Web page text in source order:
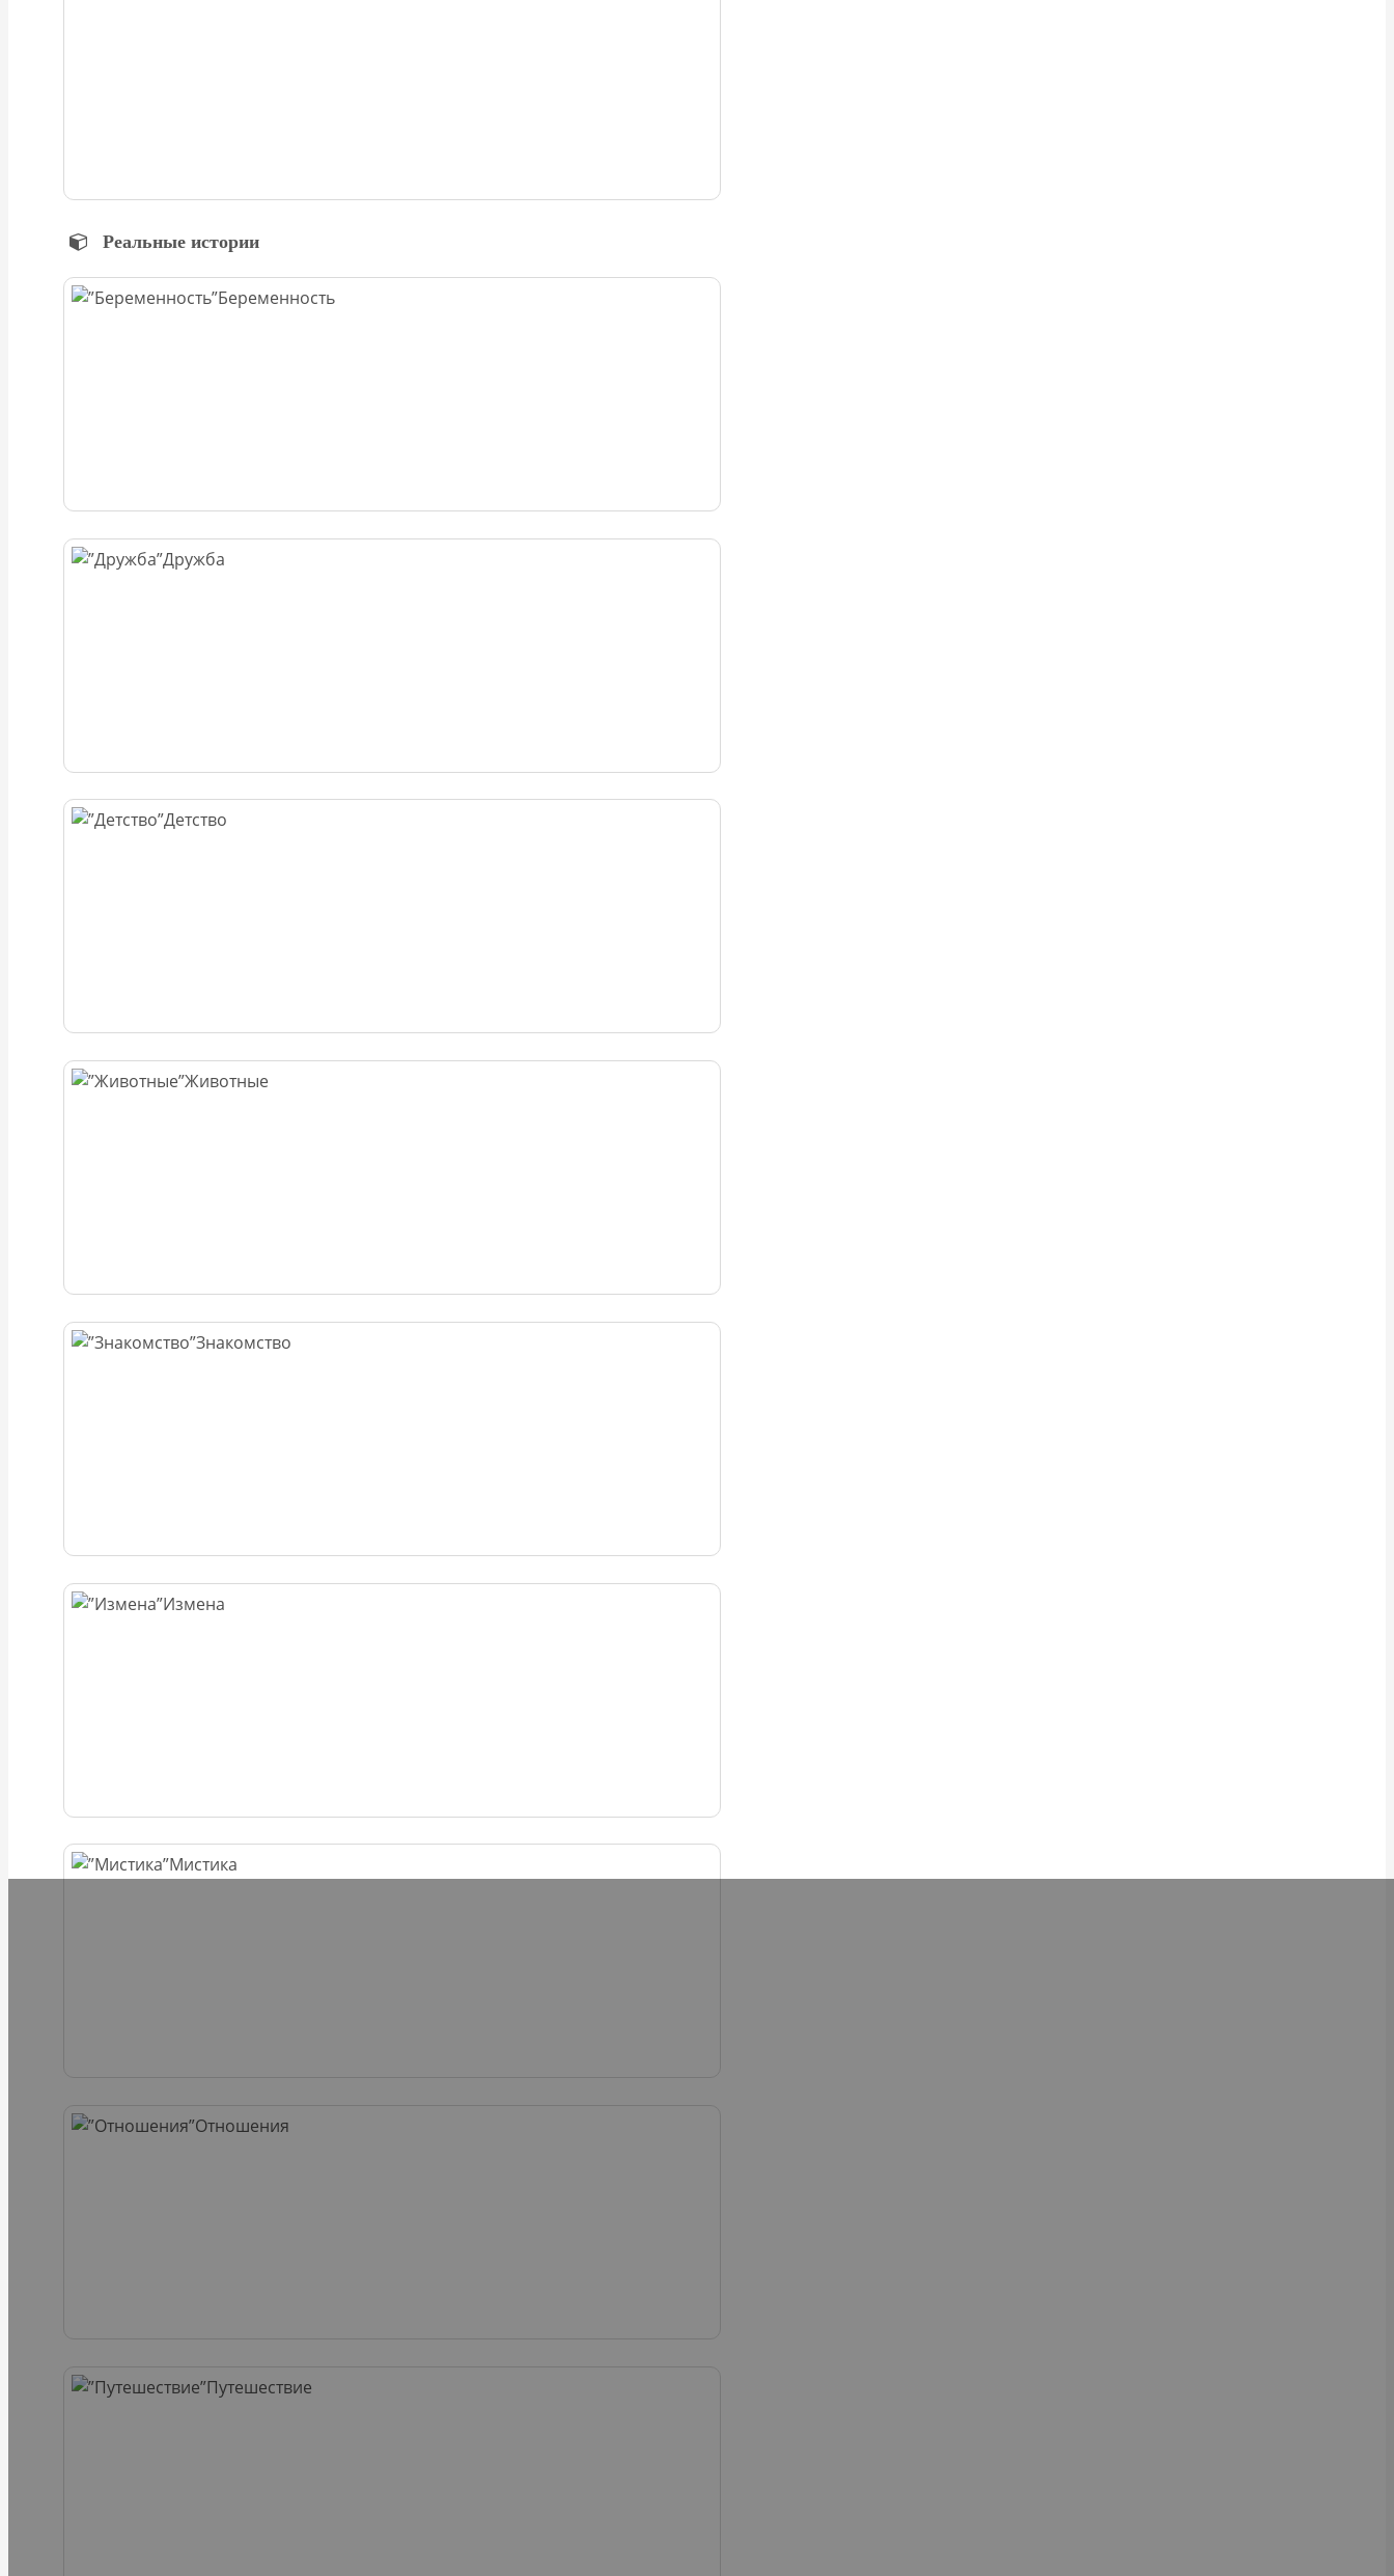
Реальные истории
Беременность
Дружба
Детство
Животные
Знакомство
Измена
Мистика
Отношения
Путешествие